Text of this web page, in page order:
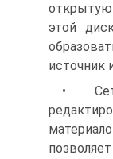
этой
источник
•